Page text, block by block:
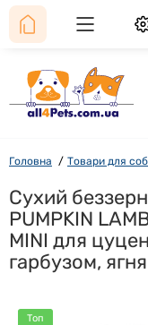
Головна Товари для
Сухий
PUMPKIN
MINI для
гарбузом,
Топ